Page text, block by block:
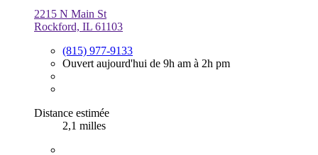
2215 N Main St
Rockford, IL 61103
(815) 977-9133
Ouvert aujourd'hui de 9h am à 2h pm
Distance estimée
2,1 milles